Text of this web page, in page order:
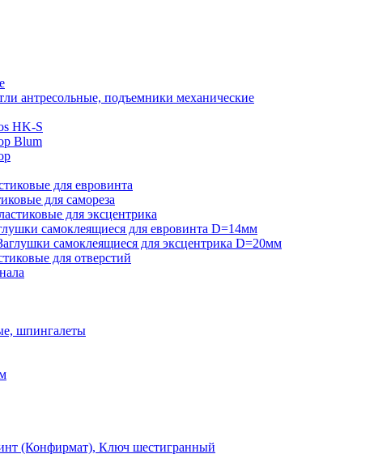
антресольные, подъемники механические
HK-S
Blum
для евровинта
для самореза
для эксцентрика
самоклеящиеся для евровинта D=14мм
самоклеящиеся для эксцентрика D=20мм
для отверстий
шпингалеты
(Конфирмат), Ключ шестигранный